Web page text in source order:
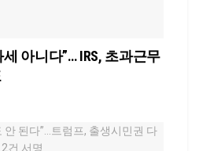
아니다”… IRS, 초과근무